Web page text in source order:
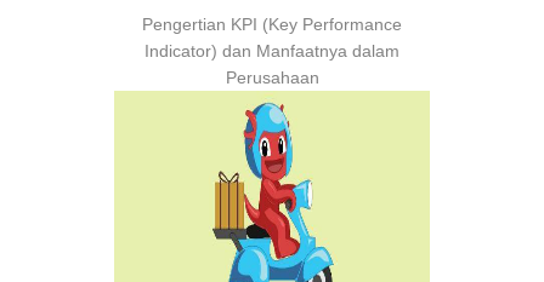
Pengertian KPI (Key Performance
Indicator) dan Manfaatnya dalam
Perusahaan